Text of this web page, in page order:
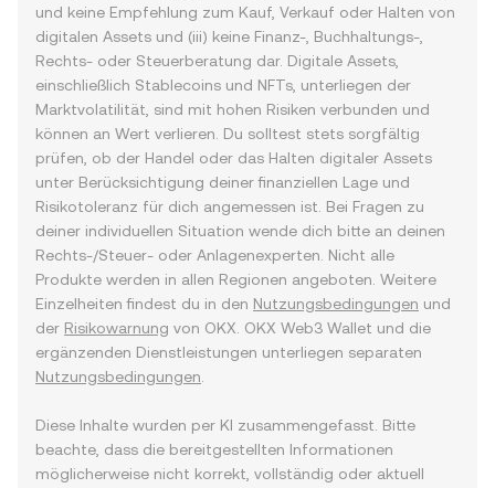
und keine Empfehlung zum Kauf, Verkauf oder Halten von
digitalen Assets und (iii) keine Finanz-, Buchhaltungs-,
Rechts- oder Steuerberatung dar. Digitale Assets,
einschließlich Stablecoins und NFTs, unterliegen der
Marktvolatilität, sind mit hohen Risiken verbunden und
können an Wert verlieren. Du solltest stets sorgfältig
prüfen, ob der Handel oder das Halten digitaler Assets
unter Berücksichtigung deiner finanziellen Lage und
Risikotoleranz für dich angemessen ist. Bei Fragen zu
deiner individuellen Situation wende dich bitte an deinen
Rechts-/Steuer- oder Anlagenexperten. Nicht alle
Produkte werden in allen Regionen angeboten. Weitere
Einzelheiten findest du in den Nutzungsbedingungen und
der Risikowarnung von OKX. OKX Web3 Wallet und die
ergänzenden Dienstleistungen unterliegen separaten
Nutzungsbedingungen
Diese Inhalte wurden per KI zusammengefasst. Bitte
beachte, dass die bereitgestellten Informationen
möglicherweise nicht korrekt, vollständig oder aktuell